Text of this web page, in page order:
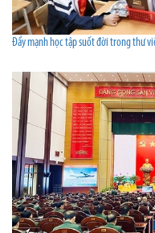
Đẩy mạnh học tập suốt đời trong thư